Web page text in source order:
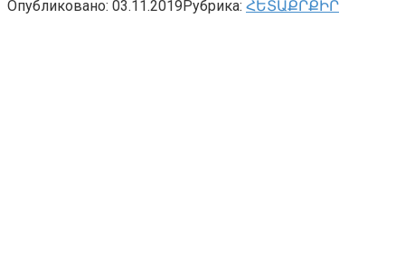
Опубликовано: 03.11.2019Рубрика: ՀԵՏԱՔՐՔԻՐ